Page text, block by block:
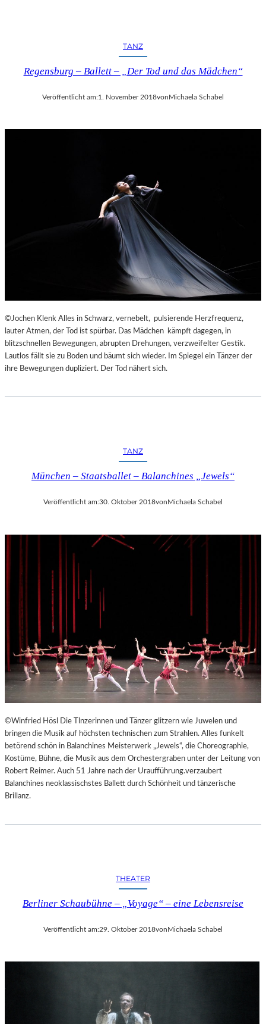
TANZ
Regensburg – Ballett – „Der Tod und das Mädchen“
Veröffentlicht am:1. November 2018vonMichaela Schabel
©Jochen Klenk Alles in Schwarz, vernebelt, pulsierende Herzfrequenz,
lauter Atmen, der Tod ist spürbar. Das Mädchen kämpft dagegen, in
blitzschnellen Bewegungen, abrupten Drehungen, verzweifelter Gestik.
Lautlos fällt sie zu Boden und bäumt sich wieder. Im Spiegel ein Tänzer der
ihre Bewegungen dupliziert. Der Tod nähert sich.
TANZ
München – Staatsballet – Balanchines „Jewels“
Veröffentlicht am:30. Oktober 2018von Michaela Schabel
©Winfried Hösl Die Tlnzerinnen und Tänzer glitzern wie Juwelen und
bringen die Musik auf höchsten technischen zum Strahlen. Alles funkelt
betörend schön in Balanchines Meisterwerk „Jewels“, die Choreographie,
Kostüme, Bühne, die Musik aus dem Orchestergraben unter der Leitung von
Robert Reimer. Auch 51 Jahre nach der Uraufführung.verzaubert
Balanchines neoklassischstes Ballett durch Schönheit und tänzerische
Brillanz.
THEATER
Berliner Schaubühne – „Voyage“ – eine Lebensreise
Veröffentlicht am:29. Oktober 2018von Michaela Schabel